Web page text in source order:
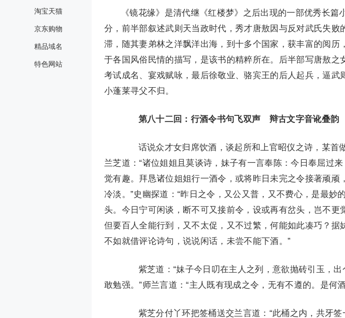
淘宝天猫
京东购物
精品域名
特色网站
《镜花缘》是清代继《红楼梦》之后出现的一部优秀长篇
分，前半部叙述武则天当政时代，秀才唐敖因与反对武氏失败
滞，随其妻弟林之洋飘洋出海，到十多个国家，获丰富的阅历
于各国风俗民情的描写，是该书的精粹所在。后半部写唐敖之
考试成名、宴戏赋咏，最后徐敬业、骆宾王的后人起兵，逼武
小蓬莱寻父不归。
第八十二回：行酒令书句飞双声 辩古文字音讹叠韵
话说众才女归席饮酒，谈起所和上官昭仪之诗，某首做
兰芝道：“诸位姐姐且莫谈诗，妹子有一言奉陈：今日奉屈过
觉有趣。拜恳诸位姐姐行一酒令，或将昨日未完之令接著顽顽
冷淡。”史幽探道：“昨日之令，又公又普，又不费心，是最妙
头。今日宁可闲谈，断不可又接前令，设或再有岔头，岂不更
但要百人全能行到，又不太促，又不过繁，何能如此凑巧？据
不如就借评论诗句，说说闲话，未尝不能下酒。”
紫芝道：“妹子今日叨在主人之列，意欲抛砖引玉，出
敢勉强。”师兰言道：“主人既有现成之令，无有不遵的。是何
紫芝分付丫环把签桶送交兰言道：“此桶之内，共牙签